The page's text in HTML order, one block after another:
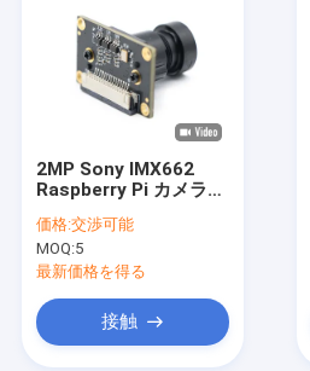
2MP Sony IMX662
Raspberry Pi カメラモ
90FPS
価格:交渉可能
MOQ:5
最新価格を得る
接触